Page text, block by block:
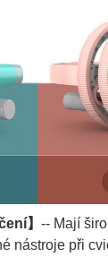
】-- Mají
nástroje při